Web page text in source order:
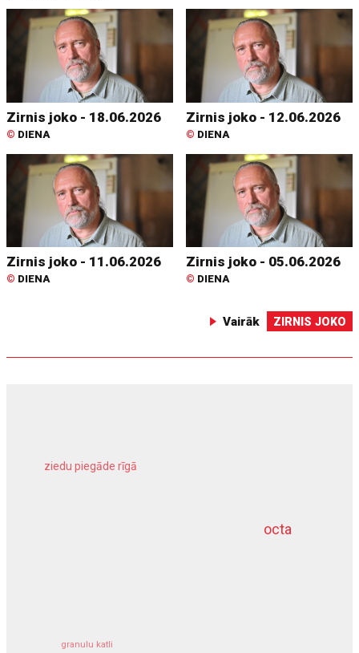
Zirnis joko - 18.06.2026
© DIENA
Zirnis joko - 12.06.2026
© DIENA
Zirnis joko - 11.06.2026
© DIENA
Zirnis joko - 05.06.2026
© DIENA
Vairāk ZIRNIS JOKO
octa
ziedu piegāde rīgā
granulu katli
dziļurbums